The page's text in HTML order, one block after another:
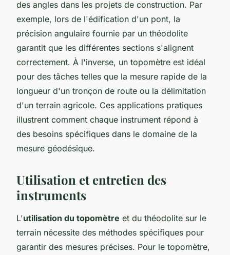
des angles dans les projets de construction. Par
exemple, lors de l'édification d'un pont, la
précision angulaire fournie par un théodolite
garantit que les différentes sections s'alignent
correctement. À l'inverse, un topomètre est idéal
pour des tâches telles que la mesure rapide de la
longueur d'un tronçon de route ou la délimitation
d'un terrain agricole. Ces applications pratiques
illustrent comment chaque instrument répond à
des besoins spécifiques dans le domaine de la
mesure géodésique.
Utilisation et entretien des
instruments
L'utilisation du topomètre et du théodolite sur le
terrain nécessite des méthodes spécifiques pour
garantir des mesures précises. Pour le topomètre,